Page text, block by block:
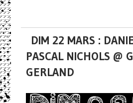
DIM 22 MARS :
PASCAL NICHOLS @
GERLAND